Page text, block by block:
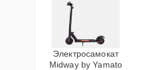
Электросамокат
Midway by Yamato